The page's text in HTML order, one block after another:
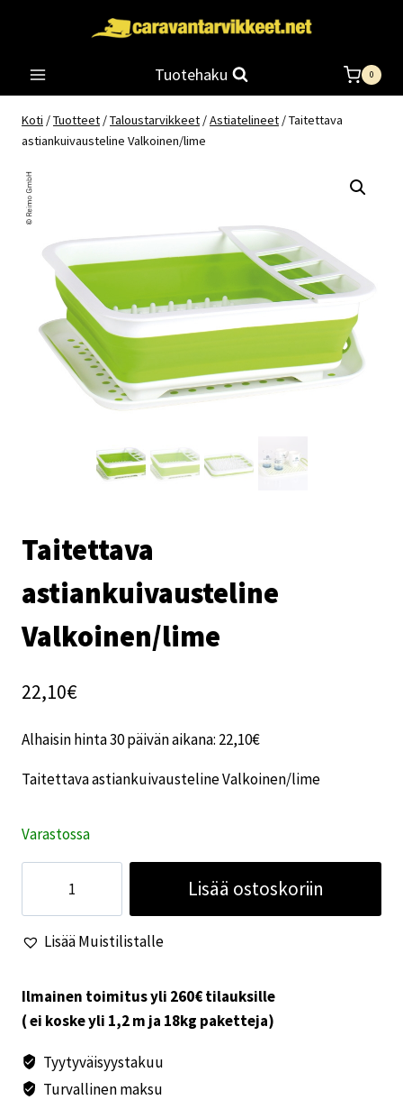
Tuotehaku 0
Koti /Tuotteet /Taloustarvikkeet /Astiatelineet /Taitettava
astiankuivausteline Valkoinen/lime
Taitettava
astiankuivausteline
Valkoinen/lime
22,10€
Alhaisin hinta 30 päivän aikana: 22,10€
Taitettava astiankuivausteline Valkoinen/lime
Varastossa
astiankuivausteline
Valkoinen/lime
määrä
Lisää ostoskoriin
Lisää Muistilistalle
Ilmainen toimitus yli 260€ tilauksille
( ei koske yli 1,2 m ja 18kg paketteja)
Tyytyväisyystakuu
Turvallinen maksu